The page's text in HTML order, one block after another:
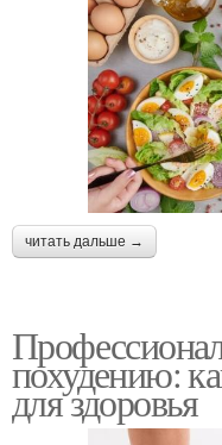
читать дальше →
похудению:
для здоровья